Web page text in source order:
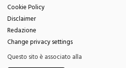
Privacy Policy
Cookie Policy
Disclaimer
Redazione
Change privacy settings